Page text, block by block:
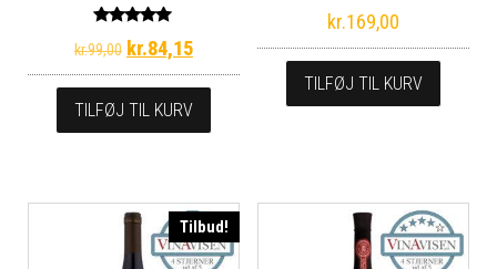
5.00
kr.99,00 Den oprindelige pris var: kr.99,00.
kr.84,15Den aktuelle pris er: kr.84,15.
TILFØJ TIL KURV
kr.169,00
TILFØJ TIL KURV
Tilbud!